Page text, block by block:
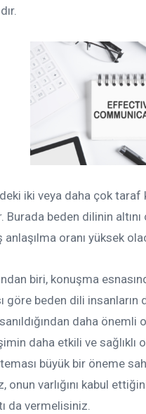
iki veya daha çok
Burada beden dilinin
oranı yüksek
biri, konuşma
göre beden dili
daha önemli
daha etkili ve sağlıklı
büyük bir öneme
onun varlığını kabul
da vermelisiniz.